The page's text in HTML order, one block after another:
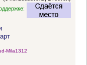
Mila1312